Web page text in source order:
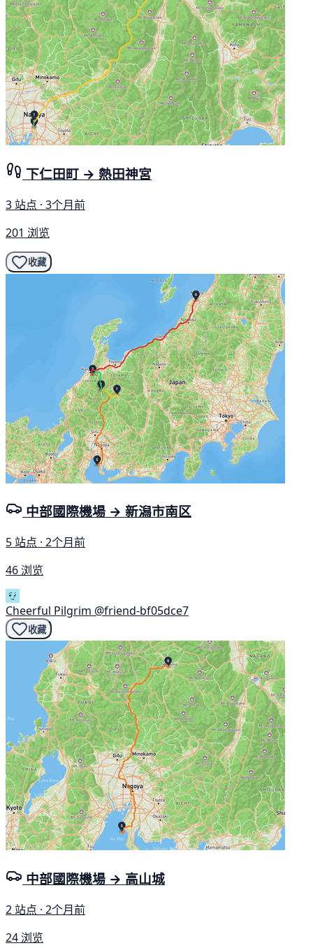
下仁田町 → 熱田神宮
3 站点 · 3个月前
201 浏览
收藏
中部國際機場 → 新潟市南区
5 站点 · 2个月前
46 浏览
Cheerful Pilgrim @friend-bf05dce7
收藏
中部國際機場 → 高山城
2 站点 · 2个月前
24 浏览